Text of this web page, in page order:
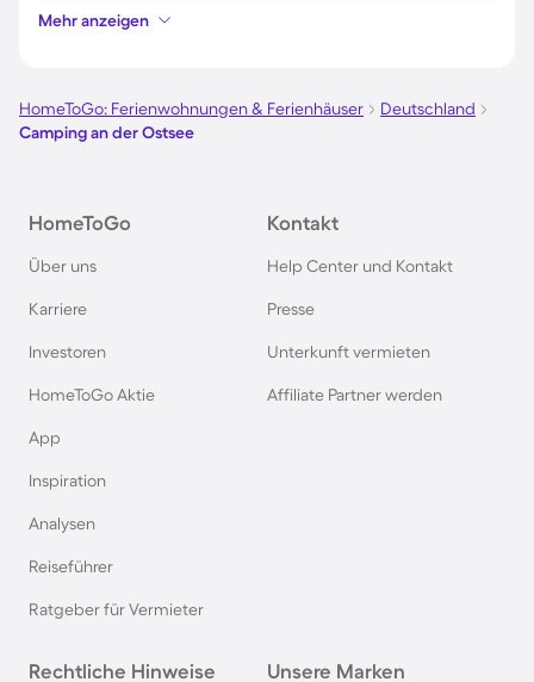
Camping auf Fehmarn
Camping in Österreich
Camping auf Usedom
Camping im Schwarzwald
Camping in Italien
Camping auf Sardinien
Mehr anzeigen
HomeToGo: Ferienwohnungen & Ferienhäuser
Deutschland
Camping an der Ostsee
HomeToGo
Über uns
Karriere
Investoren
HomeToGo Aktie
App
Inspiration
Analysen
Reiseführer
Ratgeber für Vermieter
Kontakt
Help Center und Kontakt
Presse
Unterkunft vermieten
Affiliate Partner werden
Rechtliche Hinweise Unsere Marken